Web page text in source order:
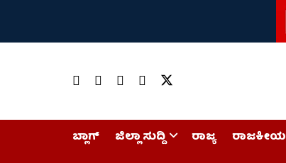
ಬ್ಲಾಗ್ ಜಿಲ್ಲಾ ಸುದ್ದಿ ರಾಜ್ಯ ರಾಜಕೀಯ